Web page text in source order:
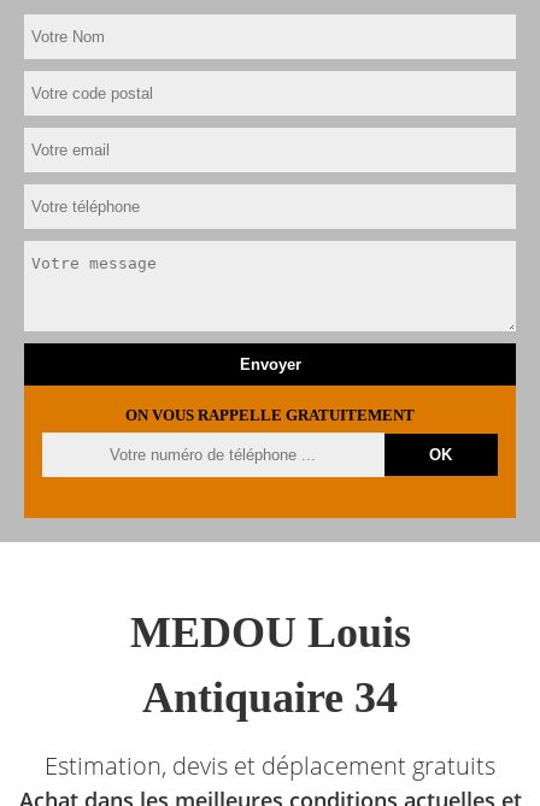
ON VOUS RAPPELLE GRATUITEMENT
MEDOU Louis
Antiquaire 34
Estimation, devis et déplacement gratuits
Achat dans les meilleures conditions actuelles et